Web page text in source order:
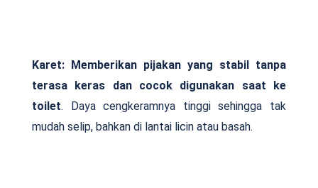
Karet: Memberikan pijakan yang stabil tanpa
terasa keras dan cocok digunakan saat ke
toilet. Daya cengkeramnya tinggi sehingga tak
mudah selip, bahkan di lantai licin atau basah.